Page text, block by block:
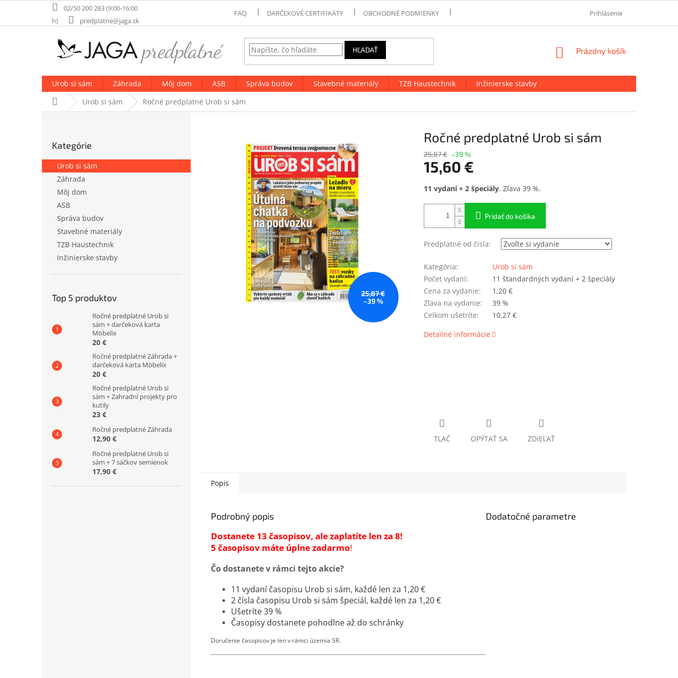
obsah
02/50 200 283 (9:00-16:00
h)
predplatne@jaga.sk
FAQ DARČEKOVÉ CERTIFIKÁTY OBCHODNÉ PODMIENKY KONTAKT O NÁS
Prihlásenie
HĽADAŤ
NÁKUPNÝ
Prázdny košík
Urob si sám Záhrada Môj dom ASB Správa budov Stavebné materiály TZB Haustechnik
Inžinierske stavby
DomovUrob si sám Ročné predplatné Urob si sám
ý
p
kategórie
Kategórie
Urob si sám
Záhrada
Môj dom
ASB
Správa budov
Stavebné materiály
TZB Haustechnik
Inžinierske stavby
Top 5 produktov
Ročné predplatné Urob si
sám + darčeková karta
Möbelix
20 €
Ročné predplatné Záhrada +
darčeková karta Möbelix
20 €
Ročné predplatné Urob si
sám + Zahradní projekty pro
kutily
23 €
Ročné predplatné Záhrada
12,90 €
Ročné predplatné Urob si
sám + 7 sáčkov semienok
17,90 €
25,87 €
–39 %
Ročné predplatné Urob si sám
25,87 € –39 %
15,60 €
Jednotková
cena:
11 vydaní + 2 špeciály. Zľava 39 %.
Pridať do košíka
Predplatné od čísla:
Kategória:
Urob si sám
Počet vydaní:
11 štandardných vydaní + 2 špeciály
Cena za vydanie:
1,20 €
Zľava na vydanie:
39 %
Celkom ušetríte:
10,27 €
Detailné informácie
TLAČ OPÝTAŤ SA ZDIEĽAŤ
Popis
Podrobný popis
Dostanete 13 časopisov, ale zaplatíte len za 8!
5 časopisov máte úplne zadarmo!
Čo dostanete v rámci tejto akcie?
11 vydaní časopisu Urob si sám, každé len za 1,20 €
2 čísla časopisu Urob si sám špeciál, každé len za 1,20 €
Ušetríte 39 %
Časopisy dostanete pohodlne až do schránky
Doručenie časopisov je len v rámci územia SR.
Dodatočné parametre